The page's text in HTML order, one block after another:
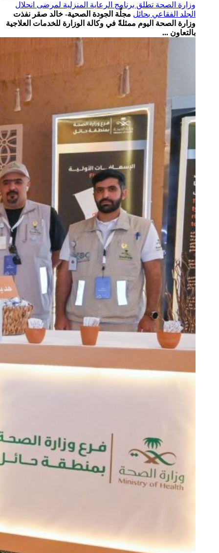
وزارة الصحة تطلق برنامج الرعاية المنزلية لمرضى انحلال
الجلد الفقاعي بحائل مجلّة الجودة الصحية- خالد صقر نفذت
وزارة الصحة اليوم ممثلةً في وكالة الوزارة للخدمات العلاجية
بالتعاون ...